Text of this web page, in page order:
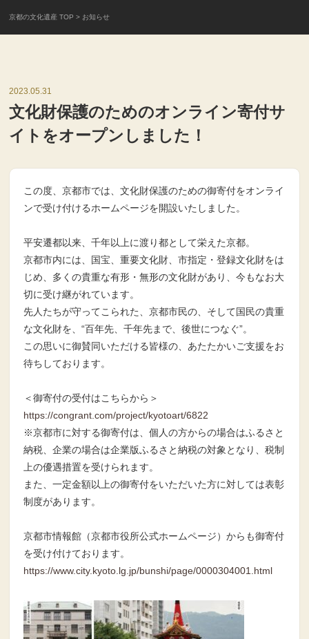
京都の文化遺産 TOP > お知らせ
2023.05.31
文化財保護のためのオンライン寄付サ
イトをオープンしました！
この度、京都市では、文化財保護のための御寄付をオンライ
ンで受け付けるホームページを開設いたしました。
平安遷都以来、千年以上に渡り都として栄えた京都。
京都市内には、国宝、重要文化財、市指定・登録文化財をは
じめ、多くの貴重な有形・無形の文化財があり、今もなお大
切に受け継がれています。
先人たちが守ってこられた、京都市民の、そして国民の貴重
な文化財を、“百年先、千年先まで、後世につなぐ”。
この思いに御賛同いただける皆様の、あたたかいご支援をお
待ちしております。
＜御寄付の受付はこちらから＞
https://congrant.com/project/kyotoart/6822
※京都市に対する御寄付は、個人の方からの場合はふるさと
納税、企業の場合は企業版ふるさと納税の対象となり、税制
上の優遇措置を受けられます。
また、一定金額以上の御寄付をいただいた方に対しては表彰
制度があります。
京都市情報館（京都市役所公式ホームページ）からも御寄付
を受け付けております。
https://www.city.kyoto.lg.jp/bunshi/page/0000304001.html